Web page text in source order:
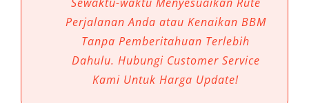
kenyamanan, efisiensi, dan fleksibilitas yang
sulit tergantikan. Toyota Avanza dikenal
sebagai mobil keluarga yang tangguh, irit
bahan bakar, dan nyaman dikendarai di
Perjalanan Anda atau Kenaikan BBM
Tanpa Pemberitahuan Terlebih
Dahulu. Hubungi Customer Service
Kami Untuk Harga Update!